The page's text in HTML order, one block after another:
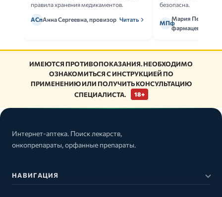
правила хранения медикаментов.
АСпАнна Сергеевна, провизор Читать
безопасна.
МПф
Мария Петрова,
фармацевт
ИМЕЮТСЯ ПРОТИВОПОКАЗАНИЯ. НЕОБХОДИМО
ОЗНАКОМИТЬСЯ С ИНСТРУКЦИЕЙ ПО
ПРИМЕНЕНИЮ ИЛИ ПОЛУЧИТЬ КОНСУЛЬТАЦИЮ
СПЕЦИАЛИСТА.
18+
Интернет-аптека. Поиск лекарств,
онкопрепараты, орфанные препараты.
НАВИГАЦИЯ